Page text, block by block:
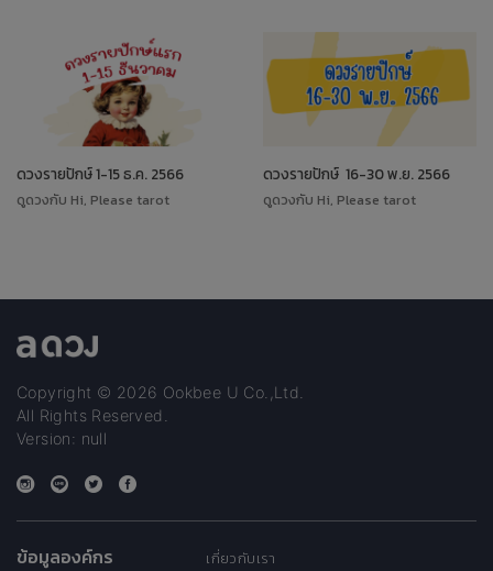
ดวงรายปักษ์ ​1-15 ธ.ค. ​2566
ดูดวงกับ Hi, Please tarot
ดวงรายปักษ์ ​ 16-30 พ.ย. ​2566
ดูดวงกับ Hi, Please tarot
Copyright © 2026 Ookbee U Co.,Ltd.
All Rights Reserved.
Version: null
ข้อมูลองค์กร
เกี่ยวกับเรา